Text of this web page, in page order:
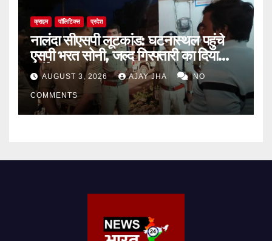
क्राइम पॉलिटिक्स प्रदेश
नालंदा सीएसपी लूटकांड: घटनास्थल पहुंचे
एसपी भरत सोनी, जल्द गिरफ्तारी का दिया
निर्देश
AUGUST 3, 2026 AJAY JHA NO
COMMENTS